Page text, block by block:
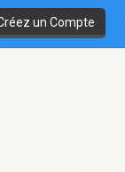
un Compte